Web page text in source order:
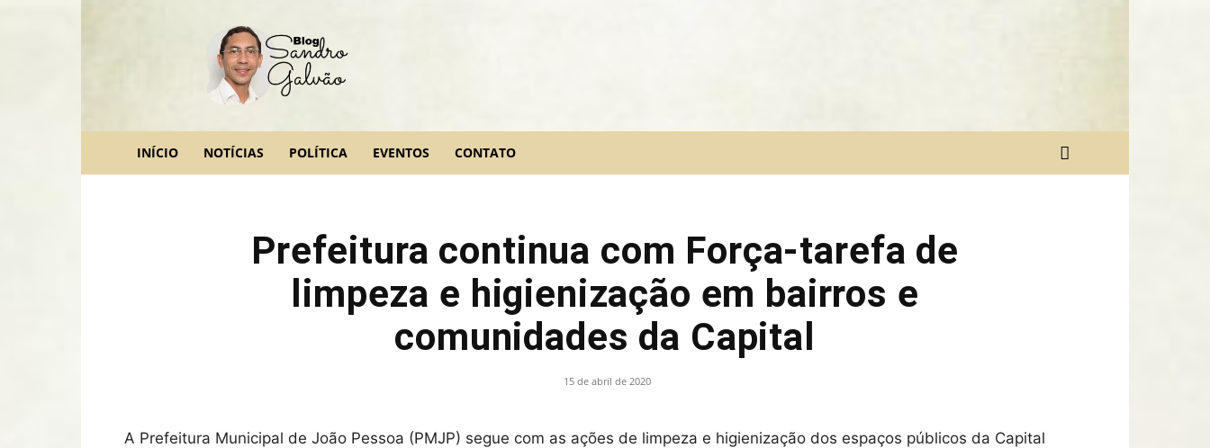
Sandro
INÍCIO NOTÍCIAS POLÍTICA EVENTOS CONTATO
Prefeitura continua com Força-tarefa de
limpeza e higienização em bairros e
comunidades da Capital
15 de abril de 2020
A Prefeitura Municipal de João Pessoa (PMJP) segue com as ações de limpeza e higienização dos espaços públicos da Capital